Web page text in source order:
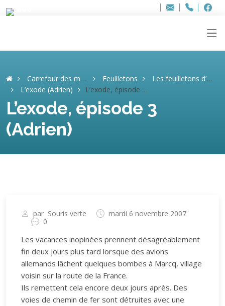
Adresse
info..hâthe..
Tel.
Tel.
Carrefour des mémoires Feuilletons
Les feuilletons d’Adrien
L’exode (Adrien)
L’exode, épisode 3 (Adrien)
L’exode, épisode 3
(Adrien)
par Souris verte
mardi 6 novembre 2007
0
Les vacances inopinées prennent désagréablement
fin deux jours plus tard lorsque des avions
allemands lâchent quelques bombes à Marcq, village
voisin sur la route de la France.
Ils remettent cela encore deux jours après. Des
voies de chemin de fer sont détruites avec une